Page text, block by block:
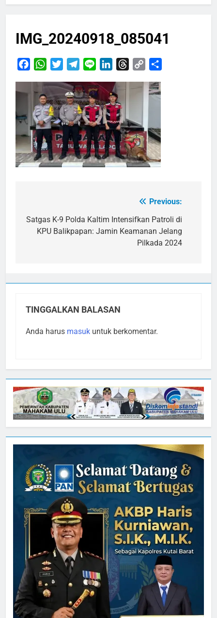
IMG_20240918_085041
FacebookWhatsApp
TwitterTelegram
Line LinkedInThreads
Copy
pos
Previous:
Satgas K-9 Polda Kaltim Intensifkan Patroli di
KPU Balikpapan: Jamin Keamanan Jelang
Pilkada 2024
TINGGALKAN BALASAN
Anda harus masuk untuk berkomentar.